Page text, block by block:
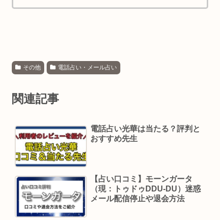
その他 電話占い・メール占い
関連記事
電話占い光華は当たる？評判と
おすすめ先生
【占い口コミ】モーンガータ
（現：トゥドゥDDU-DU）迷惑
メール配信停止や退会方法